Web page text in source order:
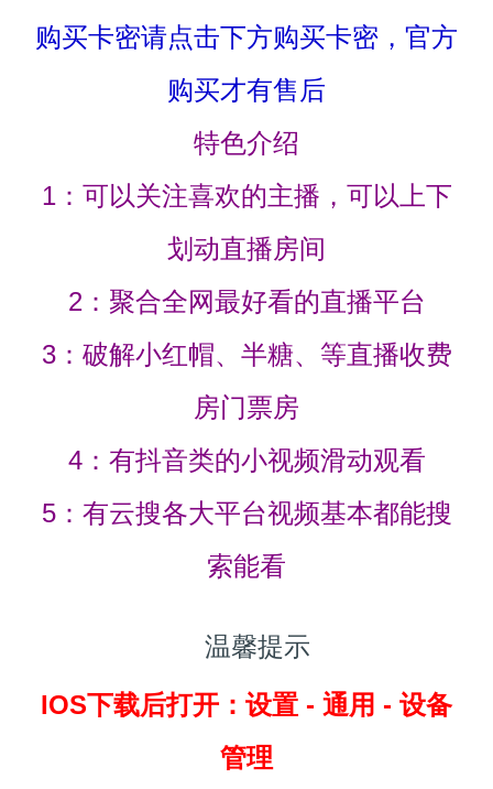
购买卡密请点击下方购买卡密，官方
购买才有售后
特色介绍
1：可以关注喜欢的主播，可以上下
划动直播房间
2：聚合全网最好看的直播平台
3：破解小红帽、半糖、等直播收费
房门票房
4：有抖音类的小视频滑动观看
5：有云搜各大平台视频基本都能搜
索能看
温馨提示
IOS下载后打开：设置 - 通用 - 设备
管理